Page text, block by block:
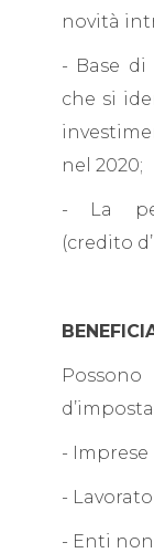
novità
- Base di
che si
nel 2020;
- La
(credito
- Imprese
-
- Enti